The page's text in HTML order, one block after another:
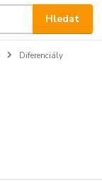
Hledat
Diferenciály